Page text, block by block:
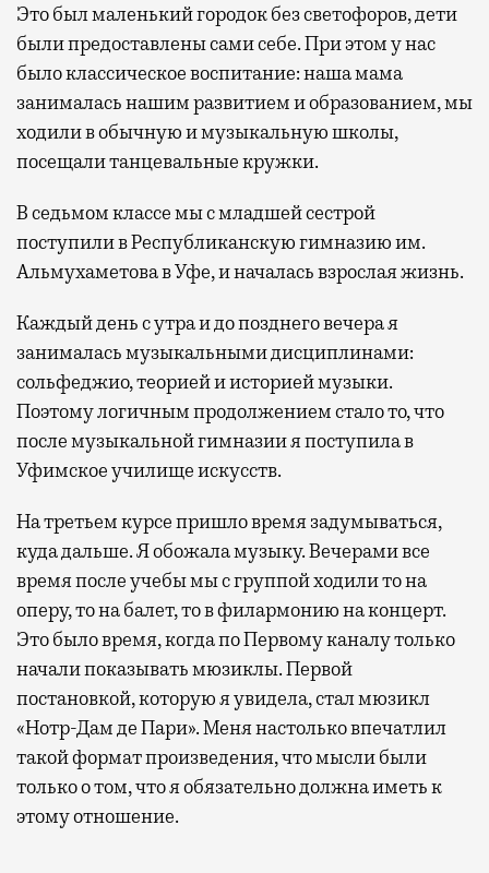
Это был маленький городок без светофоров, дети
были предоставлены сами себе. При этом у нас
было классическое воспитание: наша мама
занималась нашим развитием и образованием, мы
ходили в обычную и музыкальную школы,
посещали танцевальные кружки.
В седьмом классе мы с младшей сестрой
поступили в Республиканскую гимназию им.
Альмухаметова в Уфе, и началась взрослая жизнь.
Каждый день с утра и до позднего вечера я
занималась музыкальными дисциплинами:
сольфеджио, теорией и историей музыки.
Поэтому логичным продолжением стало то, что
после музыкальной гимназии я поступила в
Уфимское училище искусств.
На третьем курсе пришло время задумываться,
куда дальше. Я обожала музыку. Вечерами все
время после учебы мы с группой ходили то на
оперу, то на балет, то в филармонию на концерт.
Это было время, когда по Первому каналу только
начали показывать мюзиклы. Первой
постановкой, которую я увидела, стал мюзикл
«Нотр-Дам де Пари». Меня настолько впечатлил
такой формат произведения, что мысли были
только о том, что я обязательно должна иметь к
этому отношение.